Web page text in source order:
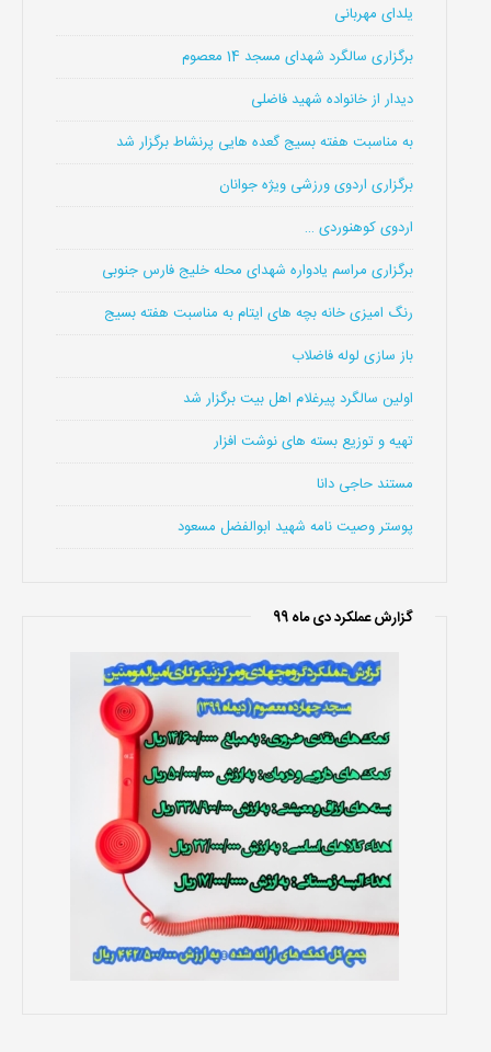
یلدای مهربانی
برگزاری سالگرد شهدای مسجد 14 معصوم
دیدار از خانواده شهید فاضلی
به مناسبت هفته بسیج گعده هایی پرنشاط برگزار شد
برگزاری اردوی ورزشی ویژه جوانان
اردوی کوهنوردی …
برگزاری مراسم یادواره شهدای محله خلیج فارس جنوبی
رنگ امیزی خانه بچه های ایتام به مناسبت هفته بسیج
باز سازی لوله فاضلاب
اولین سالگرد پیرغلام اهل بیت برگزار شد
تهیه و توزیع بسته های نوشت افزار
مستند حاجی دانا
پوستر وصیت نامه شهید ابوالفضل مسعود
گزارش عملکرد دی ماه 99